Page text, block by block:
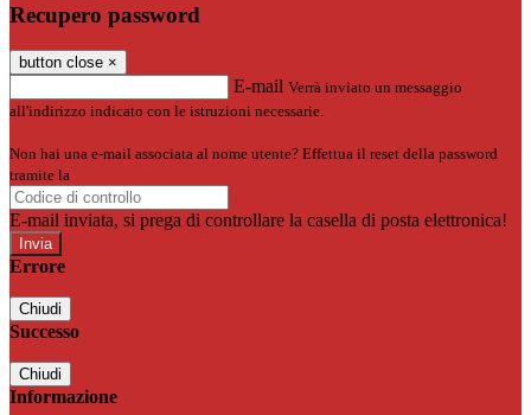
Recupero password
button close ×
E-mail Verrà inviato un messaggio
all'indirizzo indicato con le istruzioni necessarie.
Non hai una e-mail associata al nome utente? Effettua il reset della password
tramite la
E-mail inviata, si prega di controllare la casella di posta elettronica!
Errore
Chiudi
Successo
Chiudi
Informazione